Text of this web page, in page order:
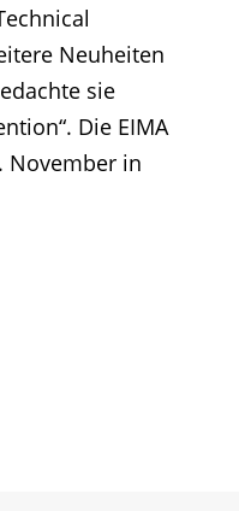
Neuheiten
sie
Die EIMA
November in